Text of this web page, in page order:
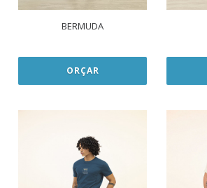
BERMUDA
ORÇAR